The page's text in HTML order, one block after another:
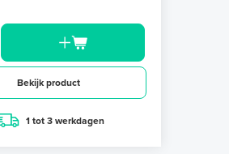
Bekijk product
1 tot 3 werkdagen